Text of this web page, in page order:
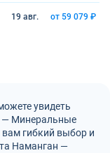
19 авг. от 59 079 ₽
увидеть
— Минеральные
гибкий выбор и
Наманган —